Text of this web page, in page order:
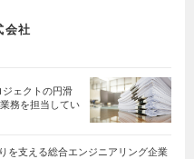
会社
ェクトの円滑
務を担当してい
を支える総合エンジニアリング企業